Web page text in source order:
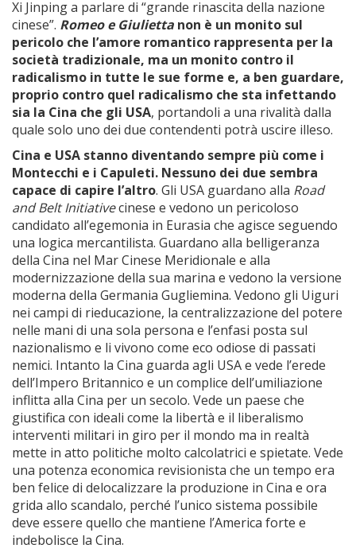
Xi Jinping a parlare di “grande rinascita della nazione
cinese”. Romeo e Giulietta non è un monito sul
pericolo che l’amore romantico rappresenta per la
società tradizionale, ma un monito contro il
radicalismo in tutte le sue forme e, a ben guardare,
proprio contro quel radicalismo che sta infettando
sia la Cina che gli USA, portandoli a una rivalità dalla
quale solo uno dei due contendenti potrà uscire illeso.
Cina e USA stanno diventando sempre più come i
Montecchi e i Capuleti. Nessuno dei due sembra
capace di capire l’altro. Gli USA guardano alla Road
and Belt Initiativecinese e vedono un pericoloso
candidato all’egemonia in Eurasia che agisce seguendo
una logica mercantilista. Guardano alla belligeranza
della Cina nel Mar Cinese Meridionale e alla
modernizzazione della sua marina e vedono la versione
moderna della Germania Gugliemina. Vedono gli Uiguri
nei campi di rieducazione, la centralizzazione del potere
nelle mani di una sola persona e l’enfasi posta sul
nazionalismo e li vivono come eco odiose di passati
nemici. Intanto la Cina guarda agli USA e vede l’erede
dell’Impero Britannico e un complice dell’umiliazione
inflitta alla Cina per un secolo. Vede un paese che
giustifica con ideali come la libertà e il liberalismo
interventi militari in giro per il mondo ma in realtà
mette in atto politiche molto calcolatrici e spietate. Vede
una potenza economica revisionista che un tempo era
ben felice di delocalizzare la produzione in Cina e ora
grida allo scandalo, perché l’unico sistema possibile
deve essere quello che mantiene l’America forte e
indebolisce la Cina.